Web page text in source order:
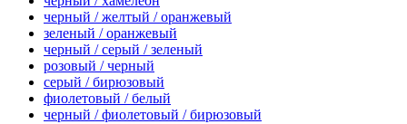
черный / желтый / оранжевый
зеленый / оранжевый
черный / серый / зеленый
розовый / черный
серый / бирюзовый
фиолетовый / белый
черный / фиолетовый / бирюзовый